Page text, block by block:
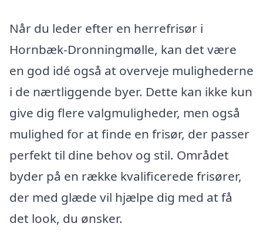
Når du leder efter en herrefrisør i
Hornbæk-Dronningmølle, kan det være
en god idé også at overveje mulighederne
i de nærtliggende byer. Dette kan ikke kun
give dig flere valgmuligheder, men også
mulighed for at finde en frisør, der passer
perfekt til dine behov og stil. Området
byder på en række kvalificerede frisører,
der med glæde vil hjælpe dig med at få
det look, du ønsker.